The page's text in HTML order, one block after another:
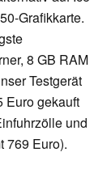
Grafikkarte.
8 GB RAM
Testgerät
Euro gekauft
und
769 Euro).